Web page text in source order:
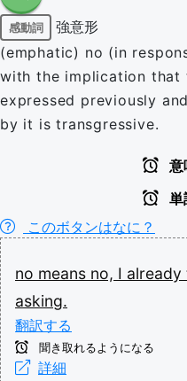
感動詞
強意形
(emphatic) no (in
with the implication that
expressed previously
by it is transgressive.
意
単
このボタンはなに？
no means no, I already
asking.
翻訳する
聞き取れるようになる
詳細